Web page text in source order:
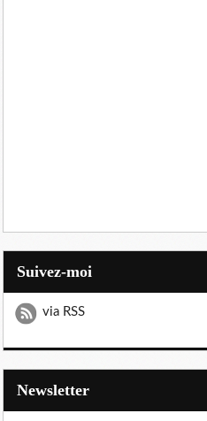
Suivez-moi
via RSS
Newsletter